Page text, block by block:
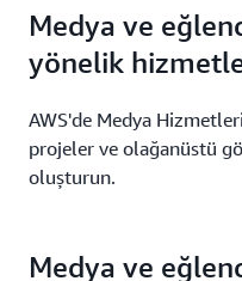
Medya ve
yönelik
AWS'de Medya
projeler ve olağanüstü
oluşturun.
Medya ve